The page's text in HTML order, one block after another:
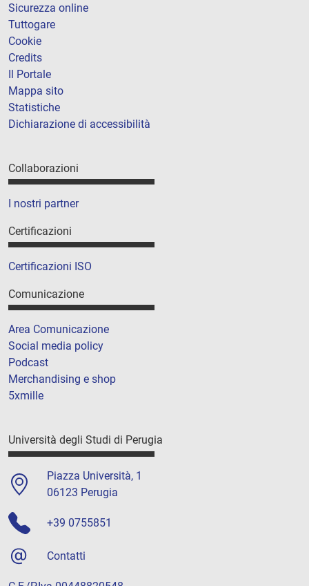
Sicurezza online
Tuttogare
Cookie
Credits
Il Portale
Mappa sito
Statistiche
Dichiarazione di accessibilità
Collaborazioni
I nostri partner
Certificazioni
Certificazioni ISO
Comunicazione
Area Comunicazione
Social media policy
Podcast
Merchandising e shop
5xmille
Università degli Studi di Perugia
Piazza Università, 1
06123 Perugia
+39 0755851
Contatti